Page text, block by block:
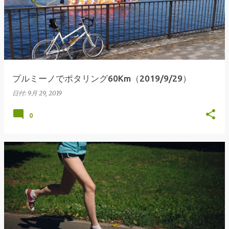
プルミーノでポタリング60Km（2019/9/29）
日付: 9月 29, 2019
0